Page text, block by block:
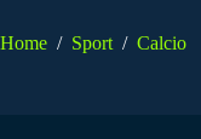
Home / Sport / Calcio